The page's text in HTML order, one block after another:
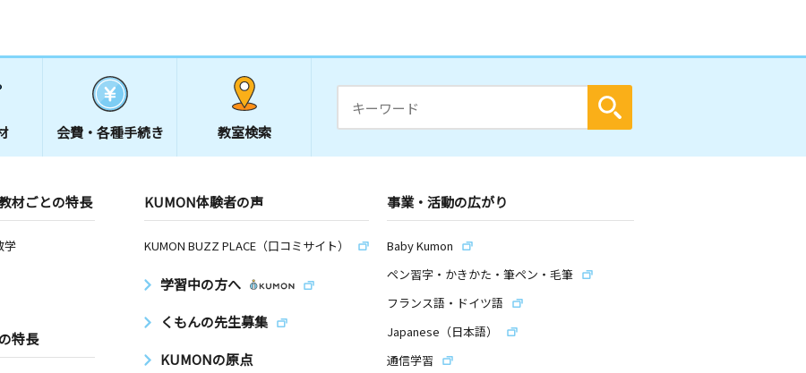
会費・ 各種手続き 教室検索
材ごとの特長
学
特長
KUMON体験者の声
KUMON BUZZ PLACE（口コミサイト）
学習中の方へ
くもんの先生募集
KUMONの原点
事業・活動の広がり
Baby Kumon
ペン習字・かきかた・筆ペン・毛筆
フランス語・ドイツ語
Japanese（日本語）
通信学習